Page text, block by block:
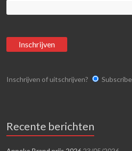
Inschrijven of uitschrijven? Subscribe
Recente berichten